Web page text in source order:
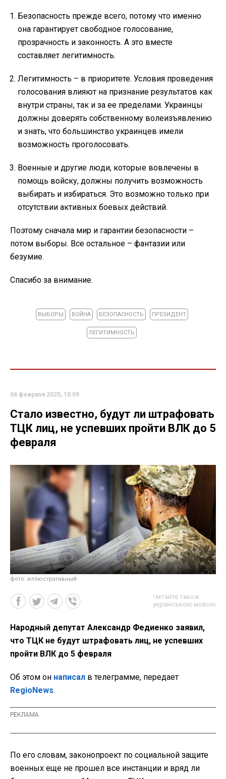
Безопасность прежде всего, потому что именно
она гарантирует свободное голосование,
прозрачность и законность. А это вместе
составляет легитимность.
Легитимность – в приоритете. Условия проведения
голосования влияют на признание результатов как
внутри страны, так и за ее пределами. Украинцы
должны доверять собственному волеизъявлению
и знать, что большинство украинцев имели
возможность проголосовать.
Военные и другие люди, которые вовлечены в
помощь войску, должны получить возможность
выбирать и избираться. Это возможно только при
отсутствии активных боевых действий.
Поэтому сначала мир и гарантии безопасности –
потом выборы. Все остальное – фантазии или
безумие.
Спасибо за внимание.
ВЫБОРЫ ВОЙНА БЕЗОПАСНОСТЬ ПРЕЗИДЕНТ
ЛЕГИТИМНОСТЬ
04 февраля 2025, 10:09
Стало известно, будут ли штрафовать
ТЦК лиц, не успевших пройти ВЛК до 5
февраля
фото: иллюстративный
Читайте також
українською мовою
Народный депутат Александр Федиенко заявил,
что ТЦК не будут штрафовать лиц, не успевших
пройти ВЛК до 5 февраля
Об этом он написал в телеграмме, передает
RegioNews.
По его словам, законопроект по социальной защите
военных еще не прошел все инстанции и вряд ли